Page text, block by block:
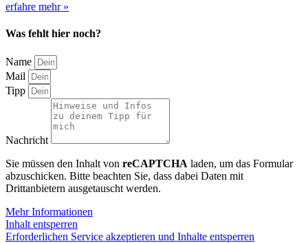
erfahre mehr »
Was fehlt hier noch?
Name
Mail
Tipp
Nachricht
Sie müssen den Inhalt von reCAPTCHA laden, um das Formular
abzuschicken. Bitte beachten Sie, dass dabei Daten mit
Drittanbietern ausgetauscht werden.
Mehr Informationen
Inhalt entsperren
Erforderlichen Service akzeptieren und Inhalte entsperren